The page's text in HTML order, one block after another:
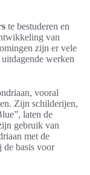
te bestuderen en
van
zijn er vele
werken
vooral
Zijn schilderijen,
laten de
gebruik van
met de
de basis voor